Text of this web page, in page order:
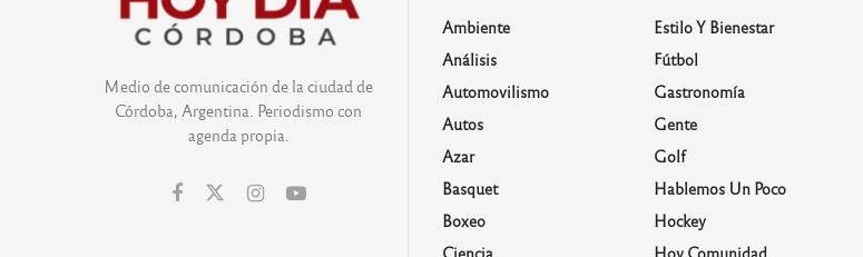
Medio de comunicación de la ciudad de
Córdoba, Argentina. Periodismo con
agenda propia.
Ambiente
Análisis
Automovilismo
Autos
Azar
Basquet
Boxeo
Ciencia
Estilo Y Bienestar
Fútbol
Gastronomía
Gente
Golf
Hablemos Un Poco
Hockey
Hoy Comunidad